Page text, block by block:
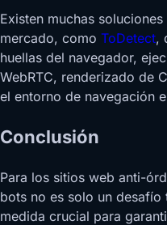
Existen muchas
mercado, como ToDetect,
huellas del navegador,
WebRTC, renderizado de
el entorno de navegación
Conclusión
Para los sitios web anti-
bots no es solo un desafío
medida crucial para